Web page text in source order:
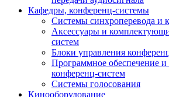
Кафедры, конференц-системы
Cистемы синхроперевода и
Аксессуары и
систем
Блоки управления
Программное обеспечение и
конференц-систем
Системы голосования
Кинооборудование